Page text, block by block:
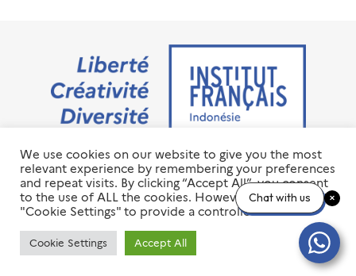
Jalan M.H. Thamrin No. 20 Jakarta Pusat 10350
+6221 23 55 79 00
info@ifi-id.com
© 2020 All Right Reserved
INSTITUT FRANÇAIS D’INDONÉSIE – IFI
We use cookies on our website to give you the most
relevant experience by remembering your preferences
and repeat visits. By clicking “Accept All”, you consent
to the use of ALL the cookies. However, you may visit
"Cookie Settings" to provide a controlled consent.
Cookie Settings Accept All
Chat with us